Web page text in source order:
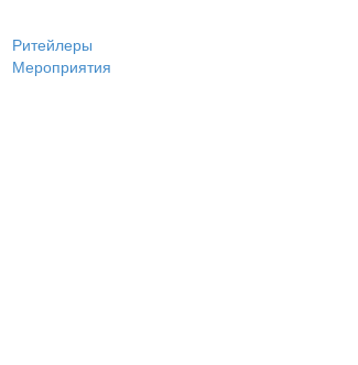
Ритейлеры
Мероприятия